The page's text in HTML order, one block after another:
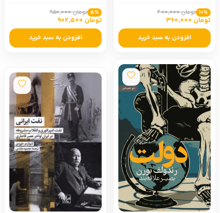
10٪ تومان 400,000
تومان 360,000
افزودن به سبد خرید
5٪ تومان 950,000
تومان 902,500
افزودن به سبد خرید